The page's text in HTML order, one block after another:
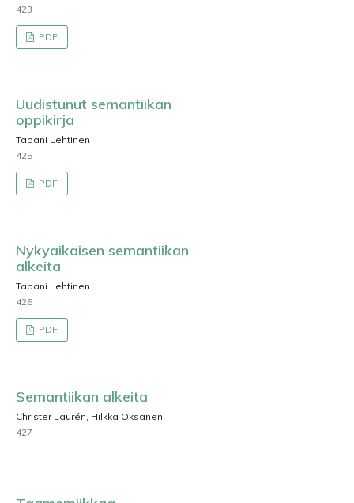
423
PDF
Uudistunut semantiikan
oppikirja
Tapani Lehtinen
425
PDF
Nykyaikaisen semantiikan
alkeita
Tapani Lehtinen
426
PDF
Semantiikan alkeita
Christer Laurén, Hilkka Oksanen
427